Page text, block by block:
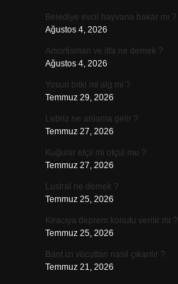
Belediye evcil hayvana bakar mı ?
Ağustos 4, 2026
Amortisman ve itfa ne demek ?
Ağustos 4, 2026
Yosun bitki mi alg mi ?
Temmuz 29, 2026
Lebriz ne anlama gelir ?
Temmuz 27, 2026
Kuğular etçil mi otçul mu ?
Temmuz 27, 2026
Lustral ne demek ?
Temmuz 25, 2026
Kiracıya deprem konutu verilir mi ?
Temmuz 25, 2026
Bant izi vücuttan nasıl çıkarılır ?
Temmuz 21, 2026